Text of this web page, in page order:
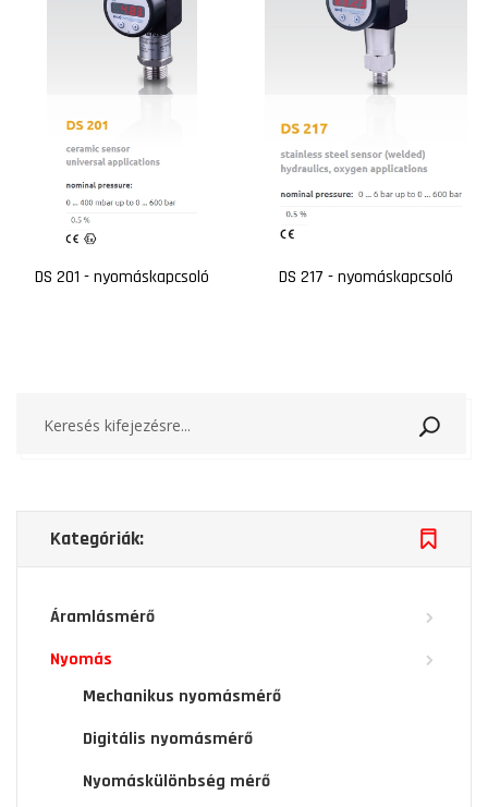
DS 201 - nyomáskapcsoló DS 217 - nyomáskapcsoló
Kategóriák:
Áramlásmérő
Nyomás
Mechanikus nyomásmérő
Digitális nyomásmérő
Nyomáskülönbség mérő